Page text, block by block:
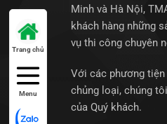
Minh và Hà Nội,
khách hàng những
vụ thi công chuyên
Với các phương tiện
chủng loại, chúng
của Quý khách.
Trang chủ
Menu